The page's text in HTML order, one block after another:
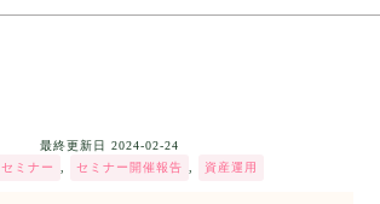
最終更新日 2024-02-24
セミナー セミナー開催報告 資産運用